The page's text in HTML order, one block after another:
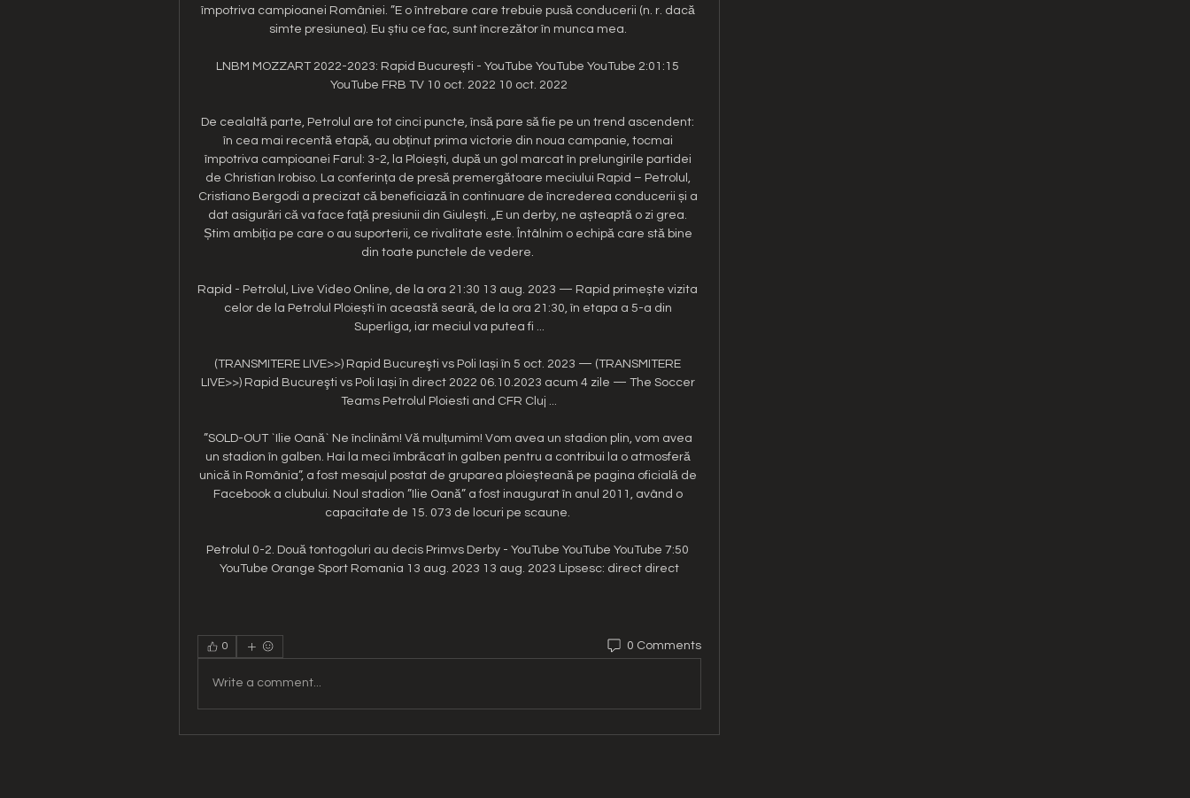
împotriva campioanei României. ”E o întrebare care trebuie pusă conducerii (n. r. dacă
simte presiunea). Eu știu ce fac, sunt încrezător în munca mea.
LNBM MOZZART 2022-2023: Rapid București - YouTube YouTube YouTube 2:01:15
YouTube FRB TV 10 oct. 2022 10 oct. 2022
De cealaltă parte, Petrolul are tot cinci puncte, însă pare să fie pe un trend ascendent:
în cea mai recentă etapă, au obținut prima victorie din noua campanie, tocmai
împotriva campioanei Farul: 3-2, la Ploiești, după un gol marcat în prelungirile partidei
de Christian Irobiso. La conferința de presă premergătoare meciului Rapid – Petrolul,
Cristiano Bergodi a precizat că beneficiază în continuare de încrederea conducerii și a
dat asigurări că va face față presiunii din Giulești. „E un derby, ne așteaptă o zi grea.
Știm ambiția pe care o au suporterii, ce rivalitate este. Întâlnim o echipă care stă bine
din toate punctele de vedere.
Rapid - Petrolul, Live Video Online, de la ora 21:30 13 aug. 2023 — Rapid primește vizita
celor de la Petrolul Ploiești în această seară, de la ora 21:30, în etapa a 5-a din
Superliga, iar meciul va putea fi ...
(TRANSMITERE LIVE>>) Rapid Bucureşti vs Poli Iași în 5 oct. 2023 — (TRANSMITERE
LIVE>>) Rapid Bucureşti vs Poli Iași în direct 2022 06.10.2023 acum 4 zile — The Soccer
Teams Petrolul Ploiesti and CFR Cluj ...
”SOLD-OUT `Ilie Oană` Ne înclinăm! Vă mulțumim! Vom avea un stadion plin, vom avea
un stadion în galben. Hai la meci îmbrăcat în galben pentru a contribui la o atmosferă
unică în România”, a fost mesajul postat de gruparea ploieșteană pe pagina oficială de
Facebook a clubului. Noul stadion ”Ilie Oană” a fost inaugurat în anul 2011, având o
capacitate de 15. 073 de locuri pe scaune.
Petrolul 0-2. Două tontogoluri au decis Primvs Derby - YouTube YouTube YouTube 7:50
YouTube Orange Sport Romania 13 aug. 2023 13 aug. 2023 Lipsesc: direct direct
0 0 Comments
Write a comment...